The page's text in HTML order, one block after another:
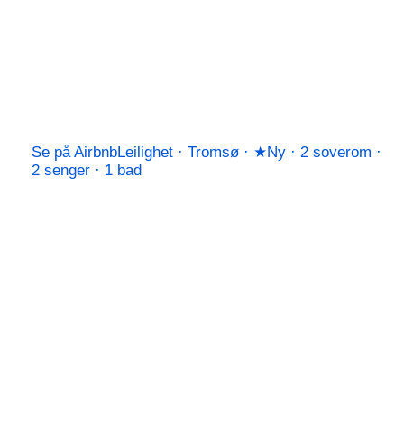
Se på AirbnbLeilighet · Tromsø · ★Ny · 2 soverom ·
2 senger · 1 bad